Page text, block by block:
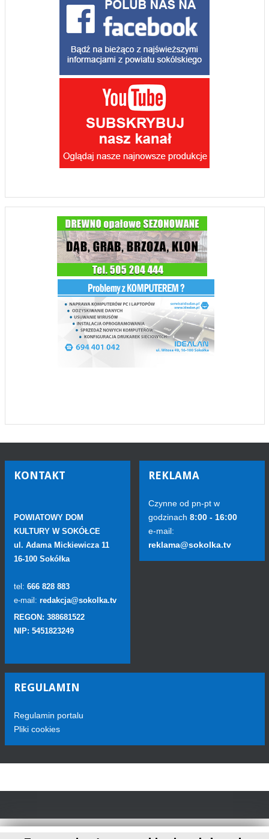
KONTAKT
POWIATOWY DOM
KULTURY W SOKÓŁCE
ul. Adama Mickiewicza 11
16-100 Sokółka
tel: 666 828 883
e-mail: redakcja@sokolka.tv
REGON: 388681522
NIP: 5451823249
REKLAMA
Czynne od pn-pt w
godzinach 8:00 - 16:00
e-mail:
reklama@sokolka.tv
REGULAMIN
Regulamin portalu
Pliki cookies